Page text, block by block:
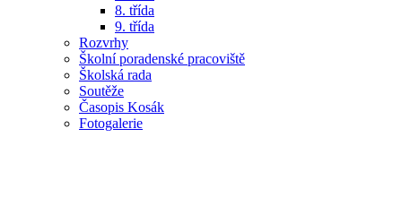
8. třída
9. třída
Rozvrhy
Školní poradenské pracoviště
Školská rada
Soutěže
Časopis Kosák
Fotogalerie